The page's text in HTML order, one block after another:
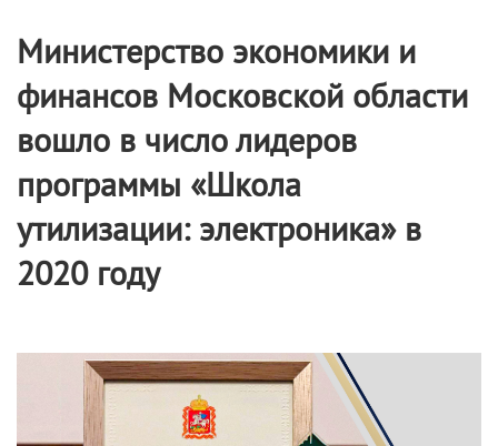
Министерство экономики и
финансов Московской области
вошло в число лидеров
программы «Школа
утилизации: электроника» в
2020 году